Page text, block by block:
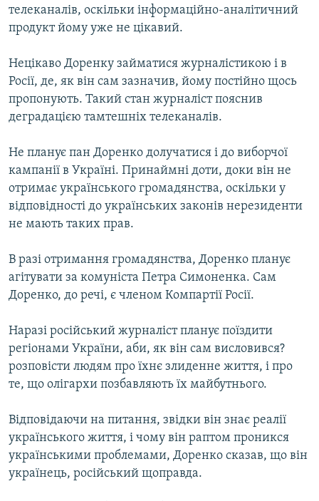
телеканалів, оскільки інформаційно-аналітичний
продукт йому уже не цікавий.
Нецікаво Доренку займатися журналістикою і в
Росії, де, як він сам зазначив, йому постійно щось
пропонують. Такий стан журналіст пояснив
деградацією тамтешніх телеканалів.
Не планує пан Доренко долучатися і до виборчої
кампанії в Україні. Принаймні доти, доки він не
отримає українського громадянства, оскільки у
відповідності до українських законів нерезиденти
не мають таких прав.
В разі отримання громадянства, Доренко планує
агітувати за комуніста Петра Симоненка. Сам
Доренко, до речі, є членом Компартії Росії.
Наразі російський журналіст планує поїздити
регіонами України, аби, як він сам висловився?
розповісти людям про їхнє злиденне життя, і про
те, що олігархи позбавляють їх майбутнього.
Відповідаючи на питання, звідки він знає реалії
українського життя, і чому він раптом проникся
українськими проблемами, Доренко сказав, що він
українець, російський щоправда.